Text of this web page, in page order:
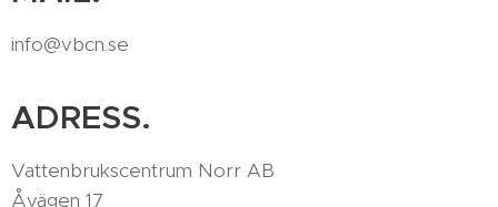
info@vbcn.se
ADRESS.
Vattenbrukscentrum Norr AB
Åvägen 17